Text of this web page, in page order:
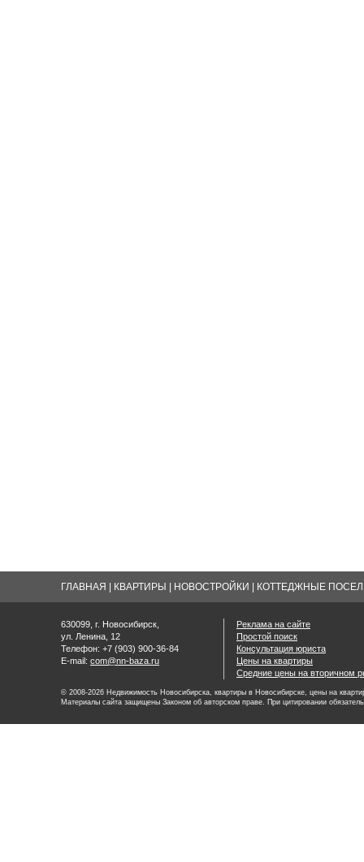
ГЛАВНАЯ КВАРТИРЫ НОВОСТРОЙКИ КОТТЕДЖНЫЕ
630099, г. Новосибирск,
ул. Ленина, 12
Телефон: +7 (903) 900-36-84
E-mail: com@nn-baza.ru
Реклама на сайте
Простой поиск
Консультация юриста
Цены на квартиры
Средние цены на вторичном
© 2008-2026 Недвижимость Новосибирска, квартиры в Новосибирске, цены на
Материалы сайта защищены Законом об авторском праве. При цитировании